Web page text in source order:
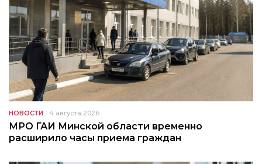
НОВОСТИ 4 августа 2026
МРО ГАИ Минской области временно
расширило часы приема граждан